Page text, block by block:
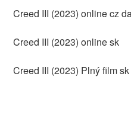
Creed III (2023) online cz
Creed III (2023) online sk
Creed III (2023) Plný film